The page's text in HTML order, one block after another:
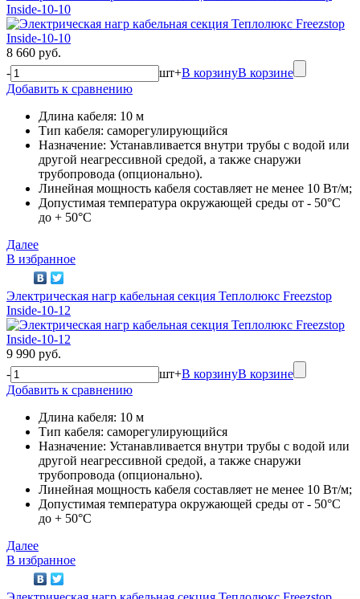
Inside-10-10
8 660 руб.
-
шт+В корзинуВ корзине
Добавить к сравнению
Длина кабеля: 10 м
Тип кабеля: саморегулирующийся
Назначение: Устанавливается внутри трубы с водой или
другой неагрессивной средой, а также снаружи
трубопровода (опционально).
Линейная мощность кабеля составляет не менее 10 Вт/м;
Допустимая температура окружающей среды от - 50°C
до + 50°C
Далее
В избранное
Электрическая нагр кабельная секция Теплолюкс Freezstop
Inside-10-12
9 990 руб.
-
шт+В корзинуВ корзине
Добавить к сравнению
Длина кабеля: 10 м
Тип кабеля: саморегулирующийся
Назначение: Устанавливается внутри трубы с водой или
другой неагрессивной средой, а также снаружи
трубопровода (опционально).
Линейная мощность кабеля составляет не менее 10 Вт/м;
Допустимая температура окружающей среды от - 50°C
до + 50°C
Далее
В избранное